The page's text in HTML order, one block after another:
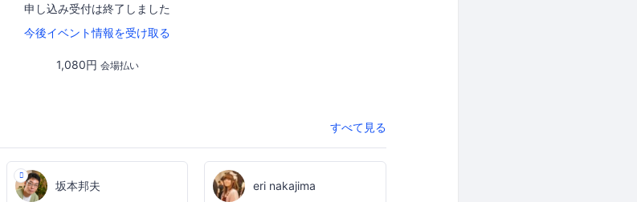
申し込み受付は終了しました
今後イベント情報を受け取る
1,080円 会場払い
すべて見る
坂本邦夫 eri nakajima